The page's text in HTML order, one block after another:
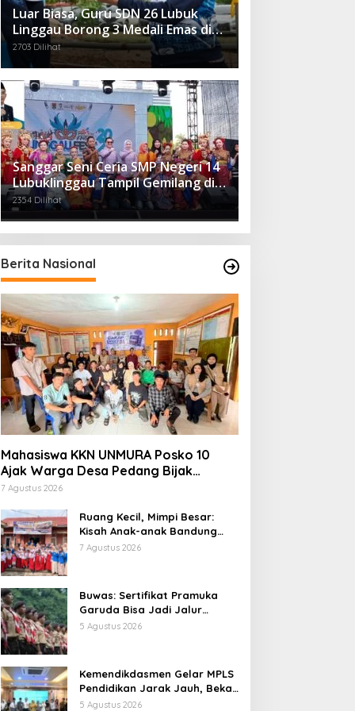
Luar Biasa, Guru SDN 26 Lubuk
Linggau Borong 3 Medali Emas di
Tiga Cabor Berbeda
2703 Dilihat
Sanggar Seni Ceria SMP Negeri 14
Lubuklinggau Tampil Gemilang di
Linggau Fest 2025
2354 Dilihat
Berita Nasional
Mahasiswa KKN UNMURA Posko 10
Ajak Warga Desa Pedang Bijak
Bermedia Digital
7 Agustus 2026
Ruang Kecil, Mimpi Besar:
Kisah Anak-anak Bandung
Ujung Menemukan Dunia
7 Agustus 2026
Buwas: Sertifikat Pramuka
Garuda Bisa Jadi Jalur
Khusus Masuk TNI, Polri, dan
5 Agustus 2026
Kemendikdasmen Gelar MPLS
Pendidikan Jarak Jauh, Bekali
Murid Bangun Kemandirian
5 Agustus 2026